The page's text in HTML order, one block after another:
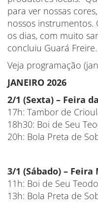
para ver nossas
nossos instrumentos.
os dias, com muito
concluiu Guará Freire.
Veja programação
JANEIRO 2026
2/1 (Sexta) – Feira
17h: Tambor de
18h30: Boi de Seu
20h: Bola Preta de
3/1 (Sábado) –
11h: Boi de Seu
13h: Bola Preta de